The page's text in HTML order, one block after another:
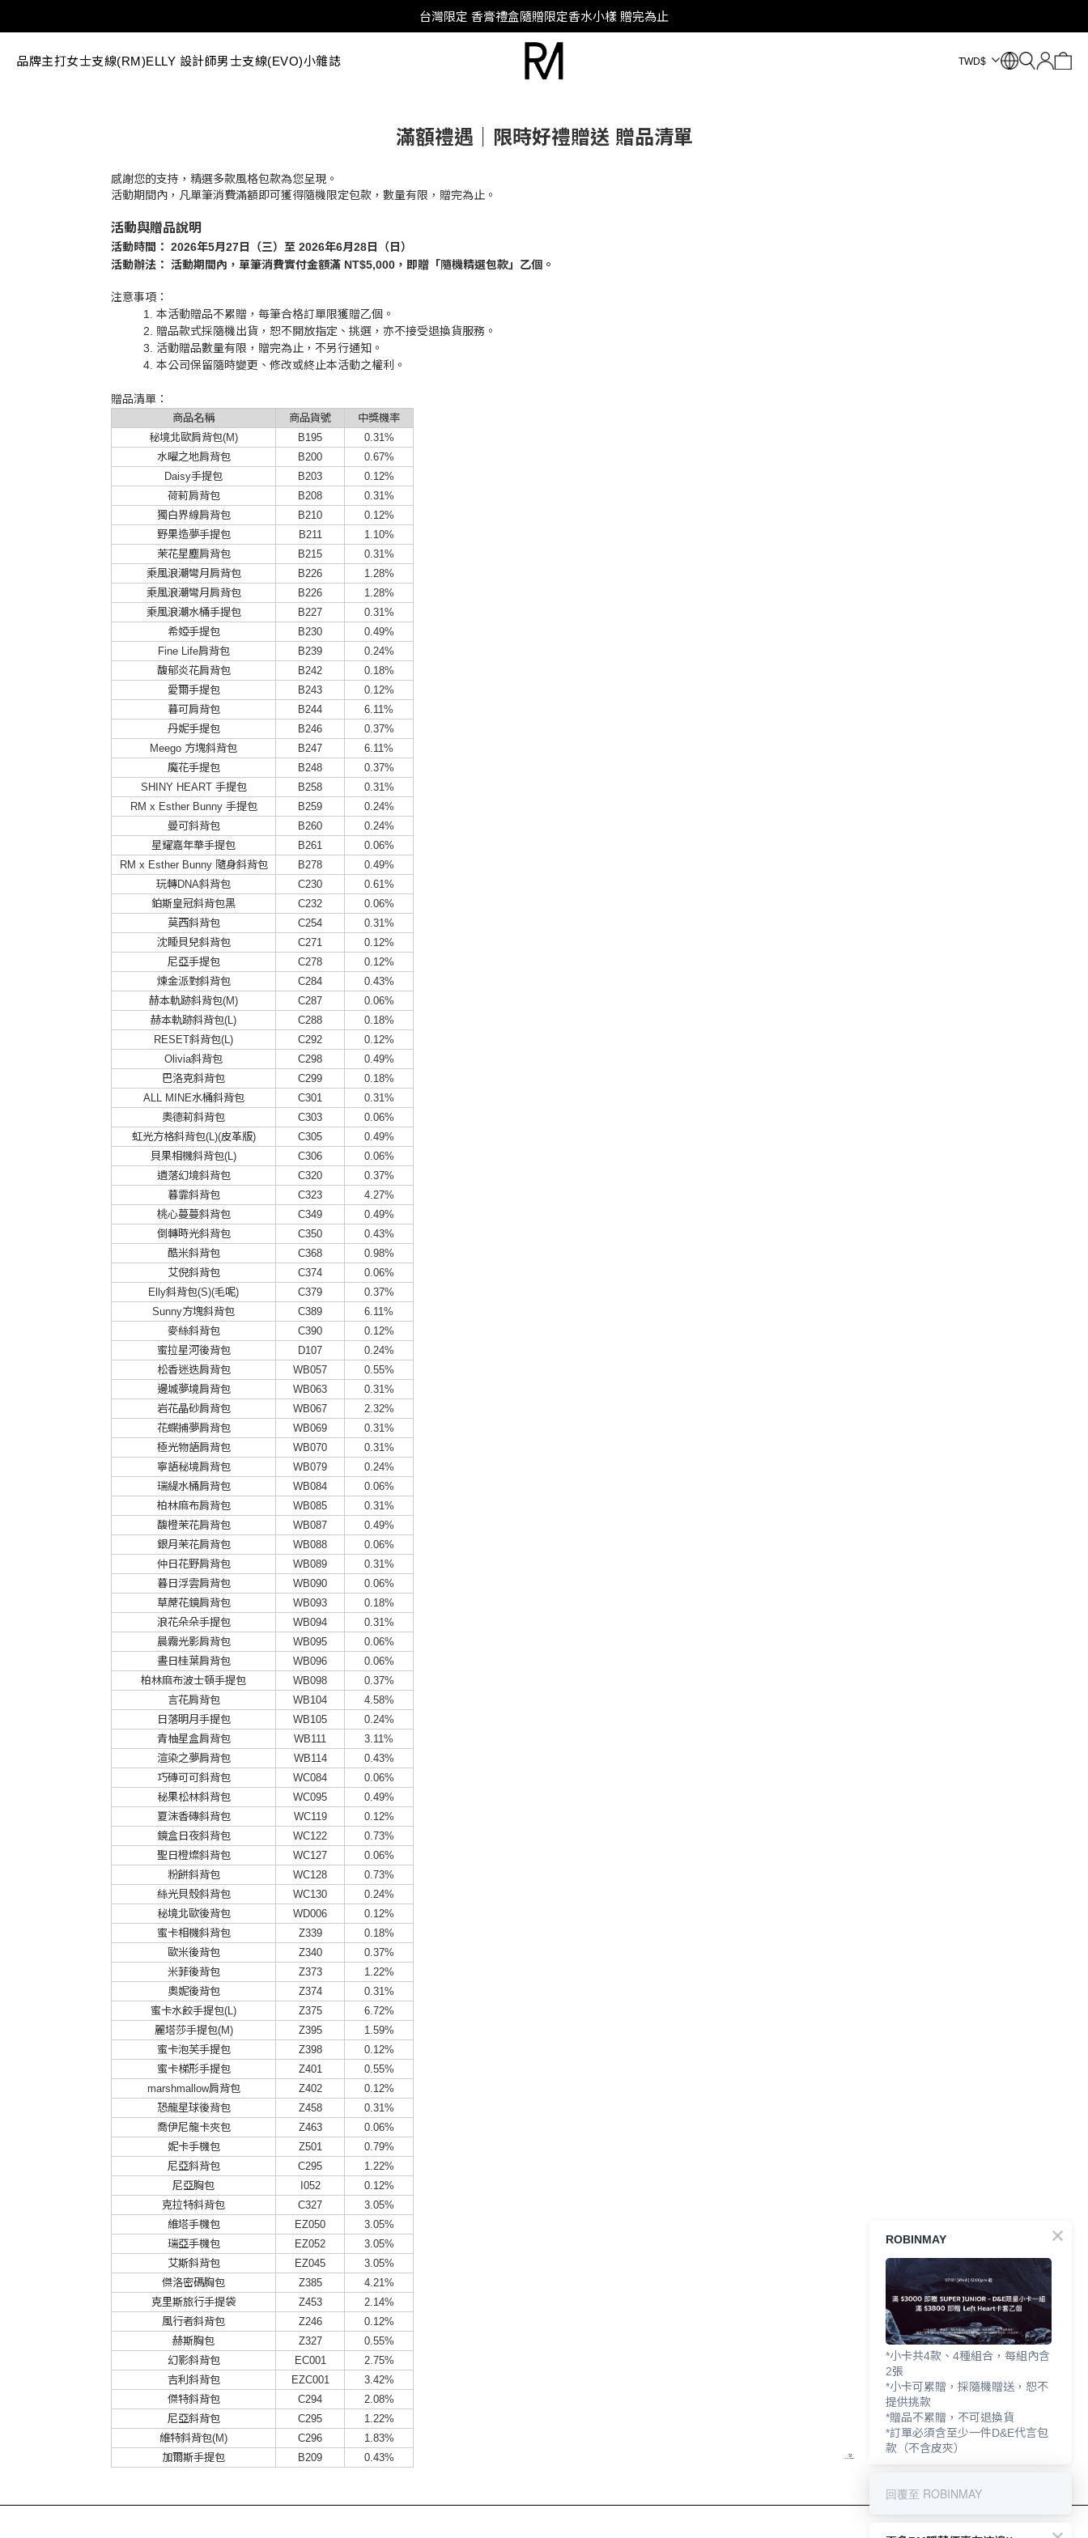
SUPER JUNIOR-D&E 全新代言
台灣限定 香膏禮盒隨贈限定香水小樣 贈完為止
SUPER JUNIOR-D&E 全新代言
品牌主打女士支線(RM)ELLY 設計師男士支線(EVO)小雜誌 $
TWD
滿額禮遇｜限時好禮贈送 贈品清單
感謝您的支持，精選多款風格包款為您呈現。
活動期間內，凡單筆消費滿額即可獲得隨機限定包款，數量有限，贈完為止。
活動與贈品說明
活動時間： 2026年5月27日（三）至 2026年6月28日（日）
活動辦法： 活動期間內，單筆消費實付金額滿 NT$5,000，即贈「隨機精選包款」乙個。
注意事項：
本活動贈品不累贈，每筆合格訂單限獲贈乙個。
贈品款式採隨機出貨，恕不開放指定、挑選，亦不接受退換貨服務。
活動贈品數量有限，贈完為止，不另行通知。
本公司保留隨時變更、修改或終止本活動之權利。
贈品清單：
商品名稱 商品貨號
中獎機率
秘境北歐肩背包(M)
B195
0.31%
水曜之地肩背包
B200
0.67%
Daisy手提包
B203
0.12%
荷莉肩背包
B208
0.31%
獨白界線肩背包
B210
0.12%
野果造夢手提包
B211
1.10%
茉花星塵肩背包
B215
0.31%
乘風浪潮彎月肩背包
B226
1.28%
乘風浪潮彎月肩背包
B226
1.28%
乘風浪潮水桶手提包
B227
0.31%
希婭手提包
B230
0.49%
Fine Life肩背包
B239
0.24%
馥郁炎花肩背包
B242
0.18%
愛爾手提包
B243
0.12%
暮可肩背包
B244
6.11%
丹妮手提包
B246
0.37%
Meego 方塊斜背包
B247
6.11%
魔花手提包
B248
0.37%
SHINY HEART 手提包
B258
0.31%
RM x Esther Bunny 手提包
B259
0.24%
曼可斜背包
B260
0.24%
星耀嘉年華手提包
B261
0.06%
RM x Esther Bunny 隨身斜背包
B278
0.49%
玩轉DNA斜背包
C230
0.61%
鉑斯皇冠斜背包黑
C232
0.06%
莫西斜背包
C254
0.31%
沈睡貝兒斜背包
C271
0.12%
尼亞手提包
C278
0.12%
煉金派對斜背包
C284
0.43%
赫本軌跡斜背包(M)
C287
0.06%
赫本軌跡斜背包(L)
C288
0.18%
RESET斜背包(L)
C292
0.12%
Olivia斜背包
C298
0.49%
巴洛克斜背包
C299
0.18%
ALL MINE水桶斜背包
C301
0.31%
奧德莉斜背包
C303
0.06%
虹光方格斜背包(L)(皮革版)
C305
0.49%
貝果相機斜背包(L)
C306
0.06%
遺落幻境斜背包
C320
0.37%
暮霏斜背包
C323
4.27%
桃心蔓蔓斜背包
C349
0.49%
倒轉時光斜背包
C350
0.43%
酷米斜背包
C368
0.98%
艾倪斜背包
C374
0.06%
Elly斜背包(S)(毛呢)
C379
0.37%
Sunny方塊斜背包
C389
6.11%
麥絲斜背包
C390
0.12%
蜜拉星河後背包
D107
0.24%
松香迷迭肩背包
WB057
0.55%
邊城夢境肩背包
WB063
0.31%
岩花晶砂肩背包
WB067
2.32%
花蝶捕夢肩背包
WB069
0.31%
極光物語肩背包
WB070
0.31%
寧語秘境肩背包
WB079
0.24%
瑞緹水桶肩背包
WB084
0.06%
柏林麻布肩背包
WB085
0.31%
馥橙茉花肩背包
WB087
0.49%
銀月茉花肩背包
WB088
0.06%
仲日花野肩背包
WB089
0.31%
暮日浮雲肩背包
WB090
0.06%
草蓆花鏡肩背包
WB093
0.18%
浪花朵朵手提包
WB094
0.31%
晨霧光影肩背包
WB095
0.06%
晝日桂葉肩背包
WB096
0.06%
柏林麻布波士頓手提包
WB098
0.37%
言花肩背包
WB104
4.58%
日落明月手提包
WB105
0.24%
青柚星盒肩背包
WB111
3.11%
渲染之夢肩背包
WB114
0.43%
巧磚可可斜背包
WC084
0.06%
秘果松林斜背包
WC095
0.49%
夏沫香磚斜背包
WC119
0.12%
鏡盒日夜斜背包
WC122
0.73%
聖日橙燦斜背包
WC127
0.06%
粉餅斜背包
WC128
0.73%
絲光貝殼斜背包
WC130
0.24%
秘境北歐後背包
WD006
0.12%
蜜卡相機斜背包
Z339
0.18%
歐米後背包
Z340
0.37%
米菲後背包
Z373
1.22%
奧妮後背包
Z374
0.31%
蜜卡水餃手提包(L)
Z375
6.72%
麗塔莎手提包(M)
Z395
1.59%
蜜卡泡芙手提包
Z398
0.12%
蜜卡梯形手提包
Z401
0.55%
marshmallow肩背包
Z402
0.12%
恐龍星球後背包
Z458
0.31%
喬伊尼龍卡夾包
Z463
0.06%
妮卡手機包
Z501
0.79%
尼亞斜背包
C295
1.22%
尼亞胸包
I052
0.12%
克拉特斜背包
C327
3.05%
維塔手機包
EZ050
3.05%
瑞亞手機包
EZ052
3.05%
艾斯斜背包
EZ045
3.05%
傑洛密碼胸包
Z385
4.21%
克里斯旅行手提袋
Z453
2.14%
風行者斜背包
Z246
0.12%
赫斯胸包
Z327
0.55%
幻影斜背包
EC001
2.75%
吉利斜背包
EZC001
3.42%
傑特斜背包
C294
2.08%
尼亞斜背包
C295
1.22%
維特斜背包(M)
C296
1.83%
加爾斯手提包
B209 0.43%
ROBINMAY
*小卡共4款、4種組合，每組內含
2張
*小卡可累贈，採隨機贈送，恕不
提供挑款
*贈品不累贈，不可退換貨
*訂單必須含至少一件D&E代言包
款（不含皮夾）
回覆至 ROBINMAY